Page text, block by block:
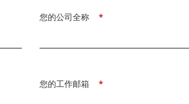
*
您的公司全称
*
您的工作邮箱